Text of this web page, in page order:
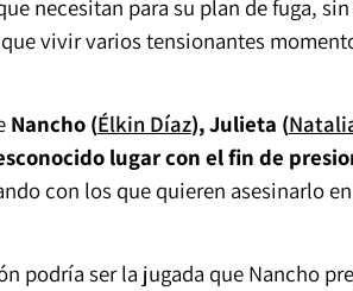
necesitan para su plan de fuga,
vivir varios tensionantes
Nancho (Élkin Díaz), Julieta (
lugar con el fin de
con los que quieren asesinarlo
podría ser la jugada que Nancho